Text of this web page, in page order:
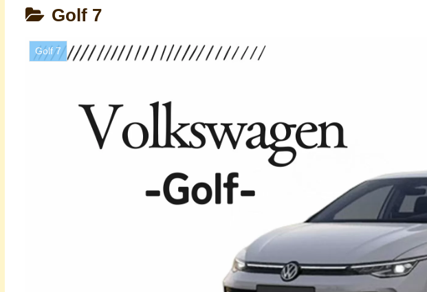
Golf 7
Golf 7